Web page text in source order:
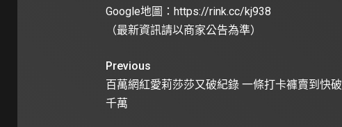
Google地圖： https://rink.cc/kj938
（最新資訊請以商家公告為準）
Previous
百萬網紅愛莉莎莎又破紀錄 一條打卡褲賣到快破
千萬